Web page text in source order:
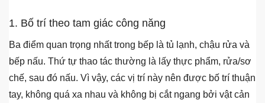
1. Bố trí theo tam giác công năng
Ba điểm quan trọng nhất trong bếp là tủ lạnh, chậu rửa và
bếp nấu. Thứ tự thao tác thường là lấy thực phẩm, rửa/sơ
chế, sau đó nấu. Vì vậy, các vị trí này nên được bố trí thuận
tay, không quá xa nhau và không bị cắt ngang bởi vật cản